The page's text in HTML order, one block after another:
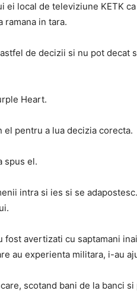
ei local de televiziune KETK
ramana in tara.
de decizii si nu pot decat
Heart.
el pentru a lua decizia corecta.
spus el.
intra si ies si se adapostesc.
fost avertizati cu saptamani
au experienta militara, i-au
scotand bani de la banci